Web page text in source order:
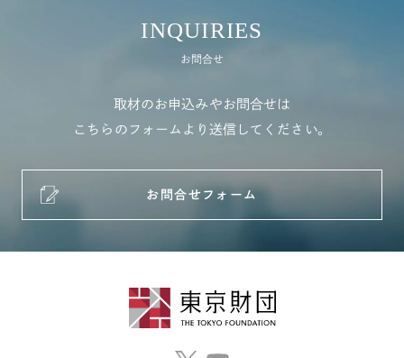
INQUIRIES
お問合せ
取材のお申込みやお問合せは
こちらのフォームより送信してください。
お問合せフォーム